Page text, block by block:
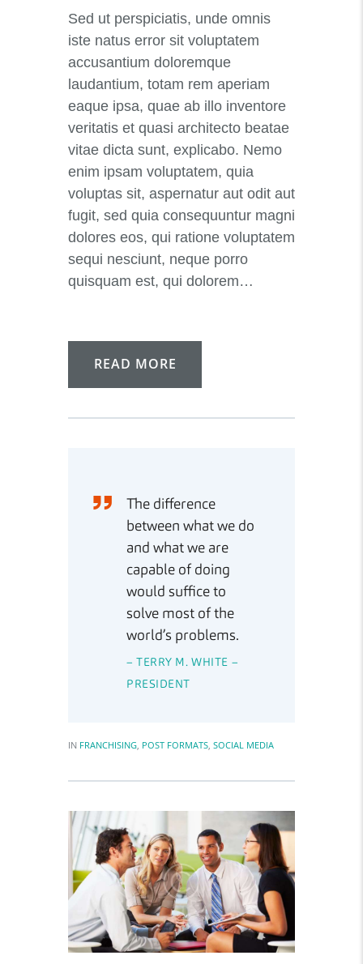
Sed ut perspiciatis, unde omnis
iste natus error sit voluptatem
accusantium doloremque
laudantium, totam rem aperiam
eaque ipsa, quae ab illo inventore
veritatis et quasi architecto beatae
vitae dicta sunt, explicabo. Nemo
enim ipsam voluptatem, quia
voluptas sit, aspernatur aut odit aut
fugit, sed quia consequuntur magni
dolores eos, qui ratione voluptatem
sequi nesciunt, neque porro
quisquam est, qui dolorem…
READ MORE
The difference
between what we do
and what we are
capable of doing
would suffice to
solve most of the
world’s problems.
– TERRY M. WHITE –
PRESIDENT
IN FRANCHISING, POST FORMATS, SOCIAL MEDIA